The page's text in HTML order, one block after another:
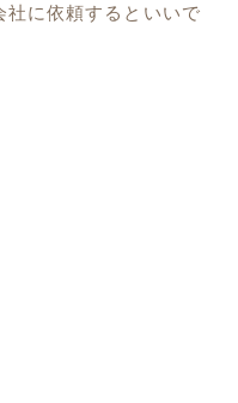
社に依頼するといいで